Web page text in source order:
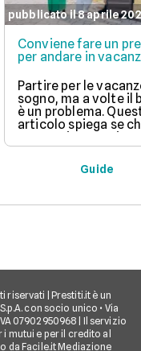
pubblicato il 8 aprile
Conviene fare un
per andare in
Partire per le
sogno, ma a volte il
è un problema.
articolo spiega se
un prestito per
una buona idea,
vantaggi come la
di partire subito e
pagare. Scopri
Guide
riservati | Prestiti.it è un
con socio unico • Via
07902950968 | Il servizio
mutui e per il credito al
da Facile.it Mediazione